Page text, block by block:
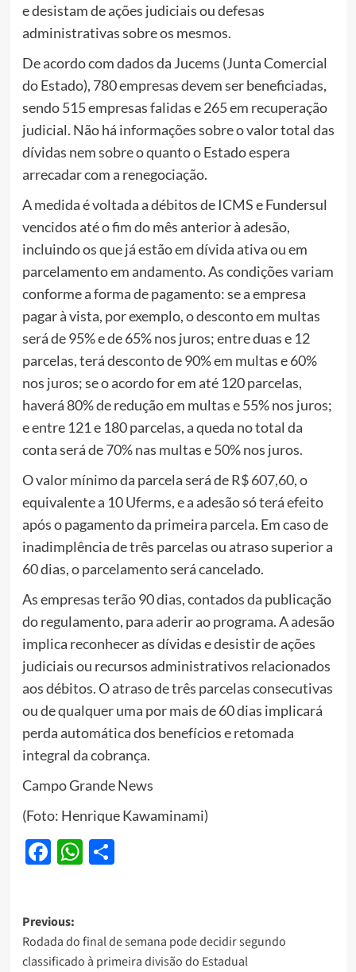
e desistam de ações judiciais ou defesas
administrativas sobre os mesmos.
De acordo com dados da Jucems (Junta Comercial
do Estado), 780 empresas devem ser beneficiadas,
sendo 515 empresas falidas e 265 em recuperação
judicial. Não há informações sobre o valor total das
dívidas nem sobre o quanto o Estado espera
arrecadar com a renegociação.
A medida é voltada a débitos de ICMS e Fundersul
vencidos até o fim do mês anterior à adesão,
incluindo os que já estão em dívida ativa ou em
parcelamento em andamento. As condições variam
conforme a forma de pagamento: se a empresa
pagar à vista, por exemplo, o desconto em multas
será de 95% e de 65% nos juros; entre duas e 12
parcelas, terá desconto de 90% em multas e 60%
nos juros; se o acordo for em até 120 parcelas,
haverá 80% de redução em multas e 55% nos juros;
e entre 121 e 180 parcelas, a queda no total da
conta será de 70% nas multas e 50% nos juros.
O valor mínimo da parcela será de R$ 607,60, o
equivalente a 10 Uferms, e a adesão só terá efeito
após o pagamento da primeira parcela. Em caso de
inadimplência de três parcelas ou atraso superior a
60 dias, o parcelamento será cancelado.
As empresas terão 90 dias, contados da publicação
do regulamento, para aderir ao programa. A adesão
implica reconhecer as dívidas e desistir de ações
judiciais ou recursos administrativos relacionados
aos débitos. O atraso de três parcelas consecutivas
ou de qualquer uma por mais de 60 dias implicará
perda automática dos benefícios e retomada
integral da cobrança.
Campo Grande News
(Foto: Henrique Kawaminami)
Facebook
WhatsApp
Share
Post
navigation
Previous:
Rodada do final de semana pode decidir segundo
classificado à primeira divisão do Estadual